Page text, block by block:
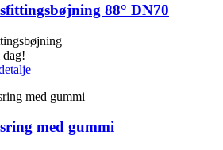
88° DN70
med gummi